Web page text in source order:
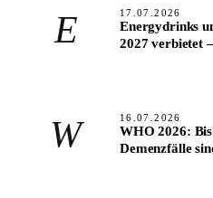
E 17.07.2026
Energydrinks
2027 verbietet
W 16.07.2026
WHO 2026:
Demenzfälle